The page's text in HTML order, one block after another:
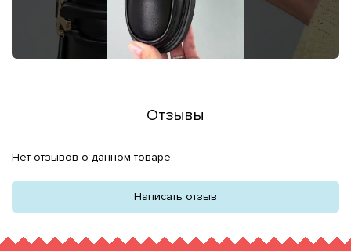
Отзывы
Нет отзывов о данном товаре.
Написать отзыв